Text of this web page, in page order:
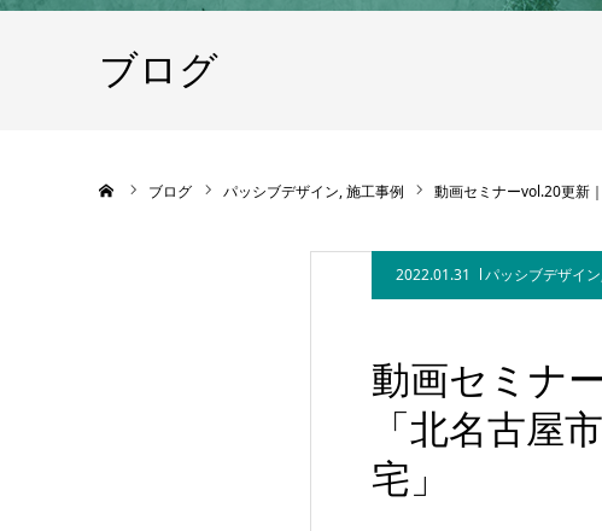
ブログ
ブログ パッシブデザイン 施工事例 動画セミナーvol.20更新
2022.01.31 パッシブデザイン
動画セミナ
「北名古屋
宅」